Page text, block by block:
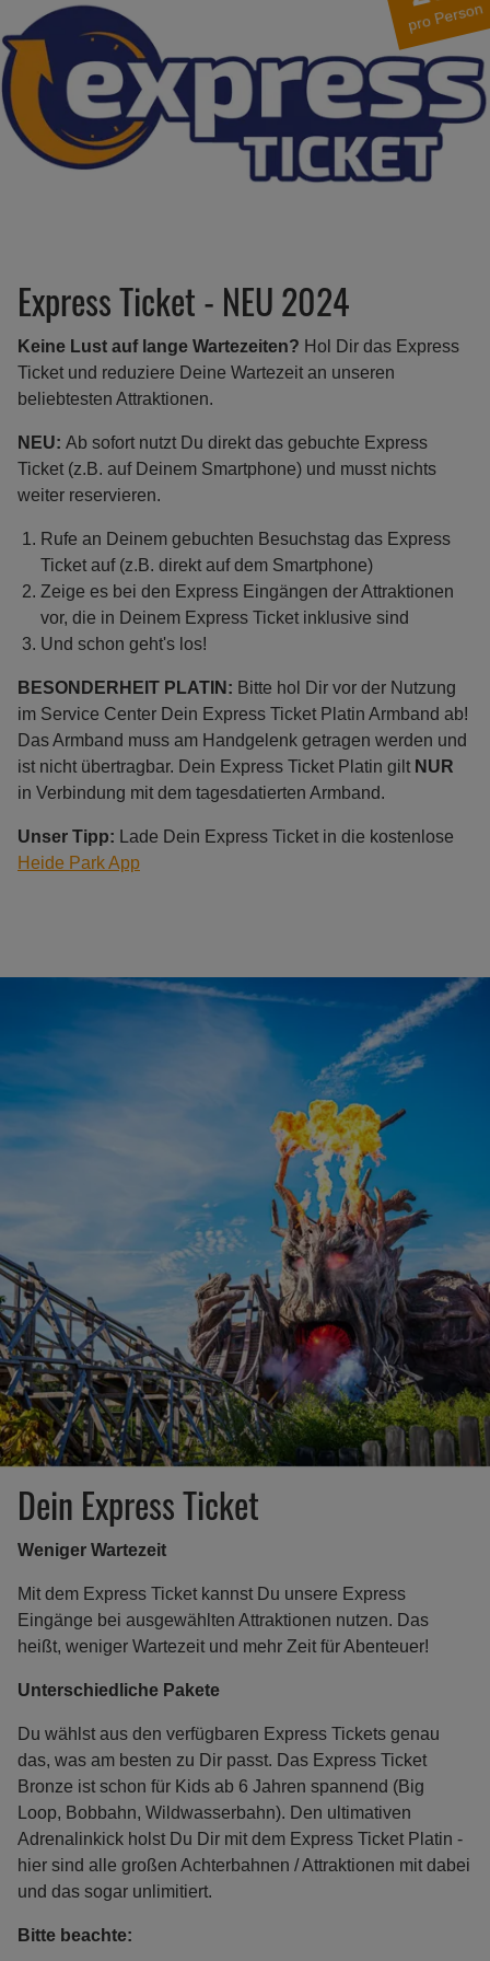
pro Person
Express Ticket - NEU 2024
Keine Lust auf lange Wartezeiten? Hol Dir das Express
Ticket und reduziere Deine Wartezeit an unseren
beliebtesten Attraktionen.
NEU: Ab sofort nutzt Du direkt das gebuchte Express
Ticket (z.B. auf Deinem Smartphone) und musst nichts
weiter reservieren.
Rufe an Deinem gebuchten Besuchstag das Express
Ticket auf (z.B. direkt auf dem Smartphone)
Zeige es bei den Express Eingängen der Attraktionen
vor, die in Deinem Express Ticket inklusive sind
Und schon geht's los!
BESONDERHEIT PLATIN: Bitte hol Dir vor der Nutzung
im Service Center Dein Express Ticket Platin Armband ab!
Das Armband muss am Handgelenk getragen werden und
ist nicht übertragbar. Dein Express Ticket Platin gilt NUR
in Verbindung mit dem tagesdatierten Armband.
Unser Tipp: Lade Dein Express Ticket in die kostenlose
Heide Park App
Dein Express Ticket
Weniger Wartezeit
Mit dem Express Ticket kannst Du unsere Express
Eingänge bei ausgewählten Attraktionen nutzen. Das
heißt, weniger Wartezeit und mehr Zeit für Abenteuer!
Unterschiedliche Pakete
Du wählst aus den verfügbaren Express Tickets genau
das, was am besten zu Dir passt. Das Express Ticket
Bronze ist schon für Kids ab 6 Jahren spannend (Big
Loop, Bobbahn, Wildwasserbahn). Den ultimativen
Adrenalinkick holst Du Dir mit dem Express Ticket Platin -
hier sind alle großen Achterbahnen / Attraktionen mit dabei
und das sogar unlimitiert.
Bitte beachte: